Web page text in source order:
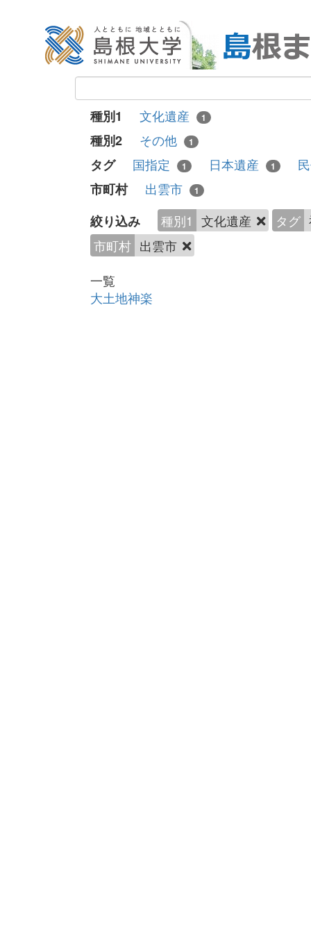
種別1 文化遺産 1
種別2 その他 1
タグ 国指定 1 日本遺産 1
市町村
出雲市 1
絞り込み 種別1 文化遺産 タグ
市町村 出雲市
一覧
大土地神楽